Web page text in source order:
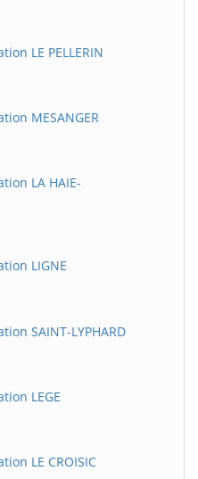
LE PELLERIN
MESANGER
LA HAIE-
LIGNE
SAINT-LYPHARD
LEGE
LE CROISIC